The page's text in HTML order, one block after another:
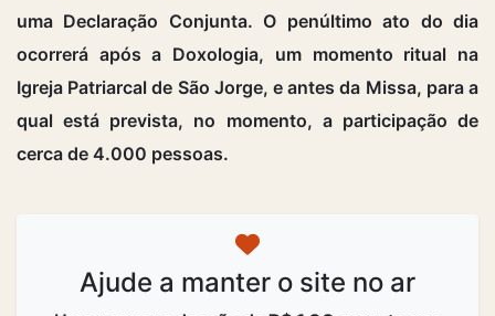
uma Declaração Conjunta. O penúltimo ato do dia
ocorrerá após a Doxologia, um momento ritual na
Igreja Patriarcal de São Jorge, e antes da Missa, para a
qual está prevista, no momento, a participação de
cerca de 4.000 pessoas.
Ajude a manter o site no ar